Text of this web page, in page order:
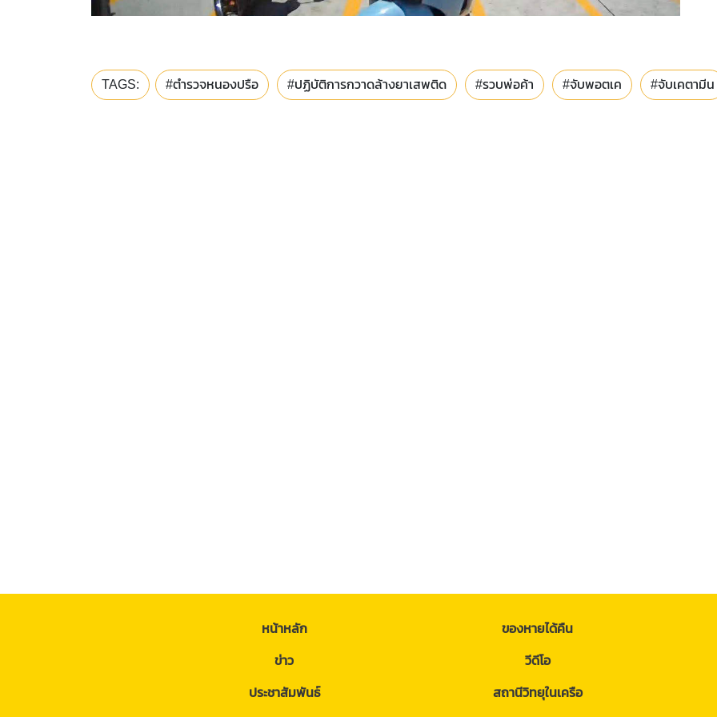
TAGS: #ตำรวจหนองปรือ #ปฏิบัติการกวาดล้างยาเสพติด #รวบพ่อค้า #จับพอตเค #จับเคตามีน
หน้าหลัก
ข่าว
ประชาสัมพันธ์
ของหายได้คืน
วีดีโอ
สถานีวิทยุในเครือ